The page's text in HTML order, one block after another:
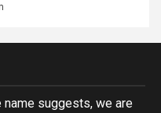
suggests, we are